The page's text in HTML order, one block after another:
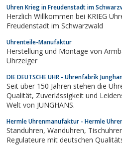
Armbänder bis hin zu
auf dem Marktplatz in...
Uhren Krieg in Freudenstadt im
Herzlich Willkommen bei KRIEG
Freudenstadt im Schwarzwald
Uhrenteile-Manufaktur
Herstellung und Montage von
Uhrzeiger
DIE DEUTSCHE UHR - Uhrenfabrik
Seit über 150 Jahren stehen die
Qualität, Zuverlässigkeit und Leidenschaft. Entdecken Sie die
Welt von JUNGHANS.
Hermle Uhrenmanufaktur - Hermle
Standuhren, Wanduhren, Tischuhren, Schiffsuhren und
Regulateure mit deutschen